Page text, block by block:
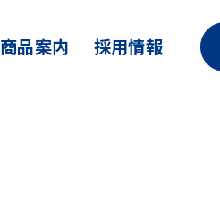
商品案内 採用情報